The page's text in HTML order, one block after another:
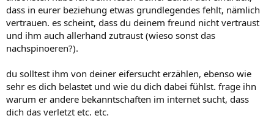
dass in eurer beziehung etwas grundlegendes fehlt, nämlich
vertrauen. es scheint, dass du deinem freund nicht vertraust
und ihm auch allerhand zutraust (wieso sonst das
nachspinoeren?).
du solltest ihm von deiner eifersucht erzählen, ebenso wie
sehr es dich belastet und wie du dich dabei fühlst. frage ihn
warum er andere bekanntschaften im internet sucht, dass
dich das verletzt etc. etc.